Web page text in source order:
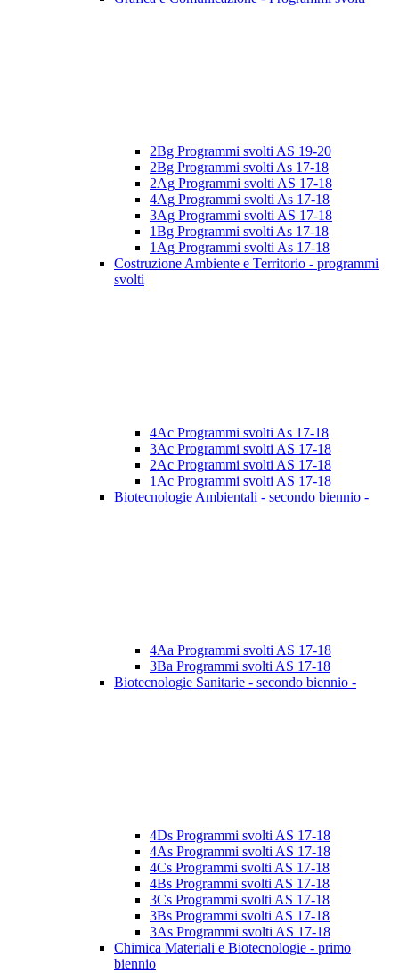
2Bg Programmi svolti AS 19-20
2Bg Programmi svolti As 17-18
2Ag Programmi svolti AS 17-18
4Ag Programmi svolti As 17-18
3Ag Programmi svolti AS 17-18
1Bg Programmi svolti As 17-18
1Ag Programmi svolti As 17-18
Costruzione Ambiente e Territorio - programmi
svolti
4Ac Programmi svolti As 17-18
3Ac Programmi svolti AS 17-18
2Ac Programmi svolti AS 17-18
1Ac Programmi svolti AS 17-18
Biotecnologie Ambientali - secondo biennio -
4Aa Programmi svolti AS 17-18
3Ba Programmi svolti AS 17-18
Biotecnologie Sanitarie - secondo biennio -
4Ds Programmi svolti AS 17-18
4As Programmi svolti AS 17-18
4Cs Programmi svolti AS 17-18
4Bs Programmi svolti AS 17-18
3Cs Programmi svolti AS 17-18
3Bs Programmi svolti AS 17-18
3As Programmi svolti AS 17-18
Chimica Materiali e Biotecnologie - primo
biennio